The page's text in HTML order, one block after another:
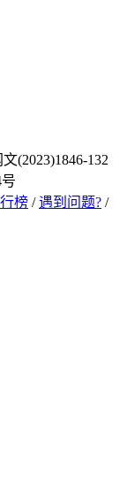
(2023)1846-132
榜 /遇到问题? /